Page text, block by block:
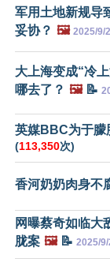
军用土地新规导
妥协？ 🖼️ 2025/9/
大上海变成“冷
哪去了？ 🖼️📝
英媒BBC为于朦
(113,350次)
香河奶奶肉身不
网曝蔡奇如临大
胧案 🖼️📝 2025/